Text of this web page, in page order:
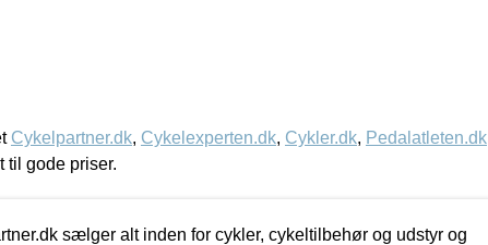
Cykelpartner.dk, Cykelexperten.dk, Cykler.dk, Pedalatleten.dk
til gode priser.
sælger alt inden for cykler, cykeltilbehør og udstyr og